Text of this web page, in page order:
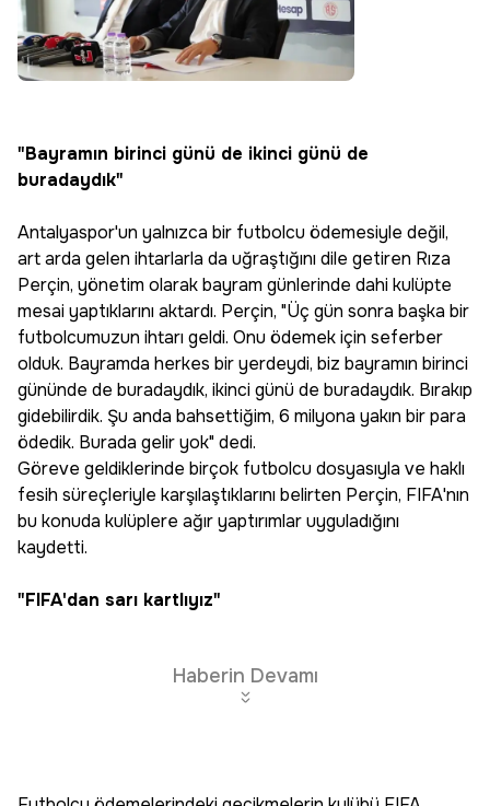
"Bayramın birinci günü de ikinci günü de
buradaydık"
Antalyaspor'un yalnızca bir futbolcu ödemesiyle değil,
art arda gelen ihtarlarla da uğraştığını dile getiren Rıza
Perçin, yönetim olarak bayram günlerinde dahi kulüpte
mesai yaptıklarını aktardı. Perçin, "Üç gün sonra başka bir
futbolcumuzun ihtarı geldi. Onu ödemek için seferber
olduk. Bayramda herkes bir yerdeydi, biz bayramın birinci
gününde de buradaydık, ikinci günü de buradaydık. Bırakıp
gidebilirdik. Şu anda bahsettiğim, 6 milyona yakın bir para
ödedik. Burada gelir yok" dedi.
Göreve geldiklerinde birçok futbolcu dosyasıyla ve haklı
fesih süreçleriyle karşılaştıklarını belirten Perçin, FIFA'nın
bu konuda kulüplere ağır yaptırımlar uyguladığını
kaydetti.
"FIFA'dan sarı kartlıyız"
Haberin Devamı